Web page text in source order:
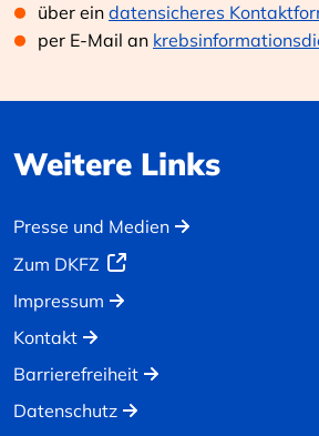
über ein datensicheres
per E-Mail an
Weitere Links
Presse und Medien
Zum DKFZ
Impressum
Kontakt
Barrierefreiheit
Datenschutz